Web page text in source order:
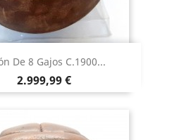
De 8 Gajos C.1900...
Precio
2.999,99 €